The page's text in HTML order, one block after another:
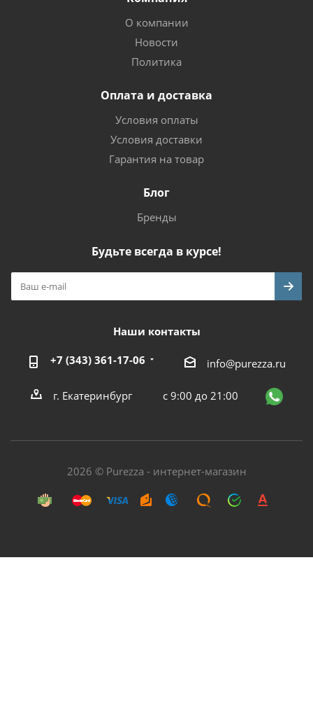
О компании
Новости
Политика
Оплата и доставка
Условия оплаты
Условия доставки
Гарантия на товар
Блог
Бренды
Будьте всегда в курсе!
Наши контакты
+7 (343) 361-17-06 info@purezza.ru
г. Екатеринбург с 9:00 до 21:00
2026 © Purezza - интернет-магазин